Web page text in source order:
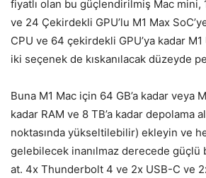
fiyatlı olan bu güçlendirilmiş Mac mini,
ve 24 Çekirdekli GPU’lu M1 Max
CPU ve 64 çekirdekli GPU’ya kadar
iki seçenek de kıskanılacak düzeyde
Buna M1 Mac için 64 GB’a kadar veya
kadar RAM ve 8 TB’a kadar depolama
noktasında yükseltilebilir) ekleyin ve
gelebilecek inanılmaz derecede güçlü
at. 4x Thunderbolt 4 ve 2x USB-C ve